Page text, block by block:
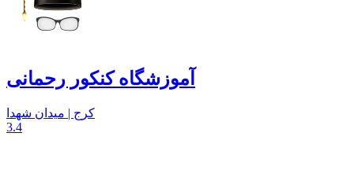
آموزشگاه کنکور رحمانی
کرج | میدان شهدا
3.4